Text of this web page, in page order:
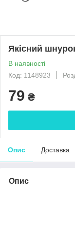
Якісний
В наявності
Код: 1148923
79 ₴
Опис Доставка
Опис